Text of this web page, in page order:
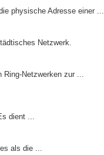
physische Adresse einer ...
Netzwerk.
Netzwerken zur ...
dient ...
als die ...